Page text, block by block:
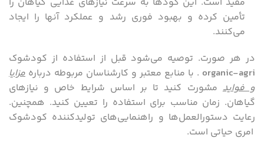
تأمین کرده و بهبود فوری رشد و عملکرد آنها را ایجاد
می‌کنند.
در هر صورت. توصیه می‌شود قبل از استفاده از کودشوک
organic-agri . با منابع معتبر و کارشناسان مربوطه درباره مزایا
و فوایدمشورت کنید تا بر اساس شرایط خاص و نیازهای
گیاهان. زمان مناسب برای استفاده را تعیین کنید. همچنین.
رعایت دستورالعمل‌ها و راهنمایی‌های تولیدکننده کودشوک
امری حیاتی است.